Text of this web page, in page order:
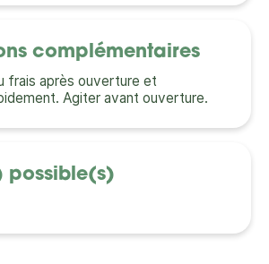
complémentaires
frais après ouverture et
Agiter avant ouverture.
possible(s)